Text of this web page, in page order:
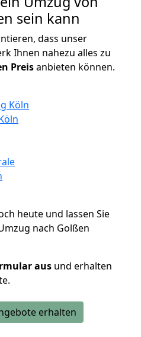
sein kann
dass unser
Ihnen nahezu alles zu
Preisanbieten können.
Köln
heute und lassen Sie
nach Golßen
aus und erhalten
erhalten